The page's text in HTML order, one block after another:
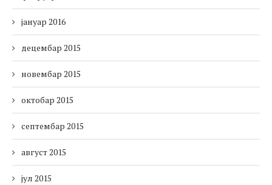
јануар 2016
децембар 2015
новембар 2015
октобар 2015
септембар 2015
август 2015
јул 2015